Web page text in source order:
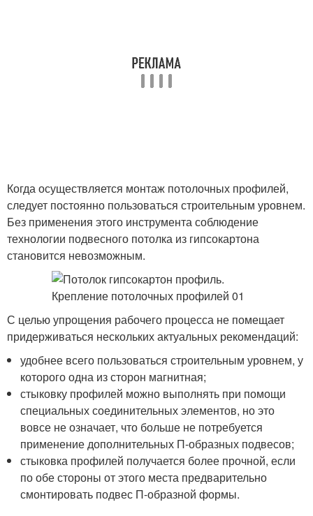
Когда осуществляется монтаж потолочных профилей,
следует постоянно пользоваться строительным уровнем.
Без применения этого инструмента соблюдение
технологии подвесного потолка из гипсокартона
становится невозможным.
С целью упрощения рабочего процесса не помещает
придерживаться нескольких актуальных рекомендаций:
удобнее всего пользоваться строительным уровнем, у
которого одна из сторон магнитная;
стыковку профилей можно выполнять при помощи
специальных соединительных элементов, но это
вовсе не означает, что больше не потребуется
применение дополнительных П-образных подвесов;
стыковка профилей получается более прочной, если
по обе стороны от этого места предварительно
смонтировать подвес П-образной формы.